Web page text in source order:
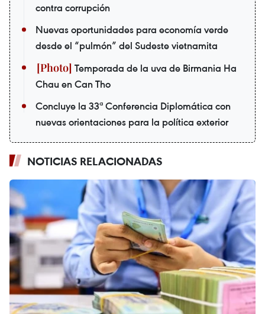
contra corrupción
Nuevas oportunidades para economía verde
desde el “pulmón” del Sudeste vietnamita
Temporada de la uva de Birmania Ha
Chau en Can Tho
Concluye la 33ª Conferencia Diplomática con
nuevas orientaciones para la política exterior
NOTICIAS RELACIONADAS